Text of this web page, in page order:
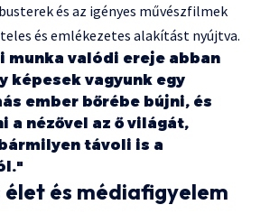
és az igényes művészfilmek
és emlékezetes alakítást nyújtva.
munka valódi ereje abban
képesek vagyunk egy
ember bőrébe bújni, és
a nézővel az ő világát,
távoli is a
élet és médiafigyelem